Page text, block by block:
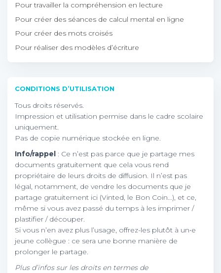
Pour travailler la compréhension en lecture
Pour créer des séances de calcul mental en ligne
Pour créer des mots croisés
Pour réaliser des modèles d’écriture
CONDITIONS D’UTILISATION
Tous droits réservés.
Impression et utilisation permise dans le cadre scolaire
uniquement.
Pas de copie numérique stockée en ligne.
Info/rappel : Ce n’est pas parce que je partage mes
documents gratuitement que cela vous rend
propriétaire de leurs droits de diffusion. Il n’est pas
légal, notamment, de vendre les documents que je
partage gratuitement ici (Vinted, le Bon Coin…), et ce,
même si vous avez passé du temps à les imprimer /
plastifier / découper.
Si vous n’en avez plus l’usage, offrez-les plutôt à un•e
jeune collègue : ce sera une bonne manière de
prolonger le partage.
Plus d’infos sur les droits en termes de